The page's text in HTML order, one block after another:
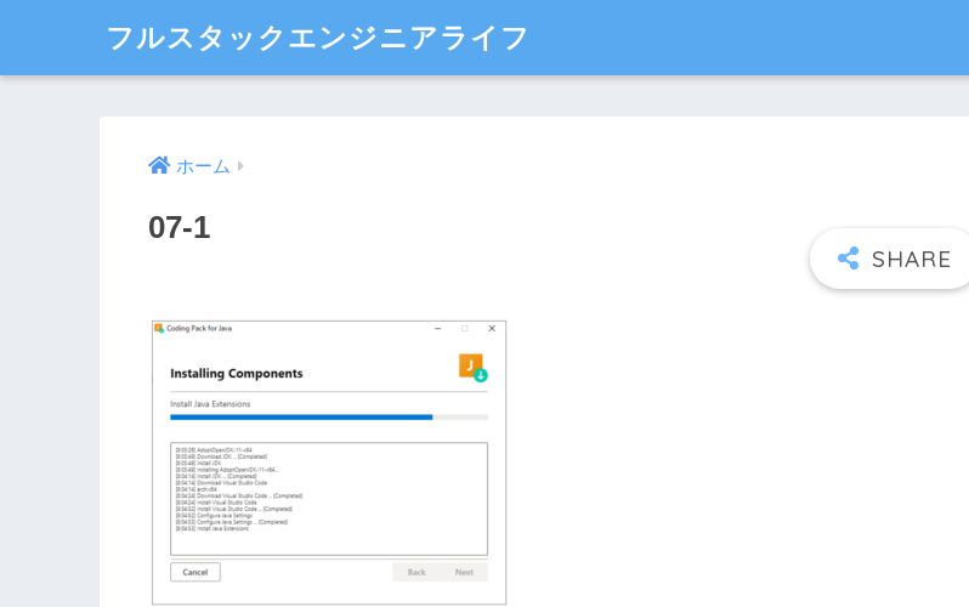
フルスタックエンジニアライフ
ホーム
07-1